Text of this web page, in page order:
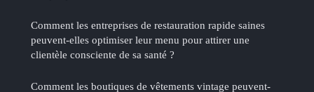
Comment les entreprises de restauration rapide saines
peuvent-elles optimiser leur menu pour attirer une
clientèle consciente de sa santé ?
Comment les boutiques de vêtements vintage peuvent-